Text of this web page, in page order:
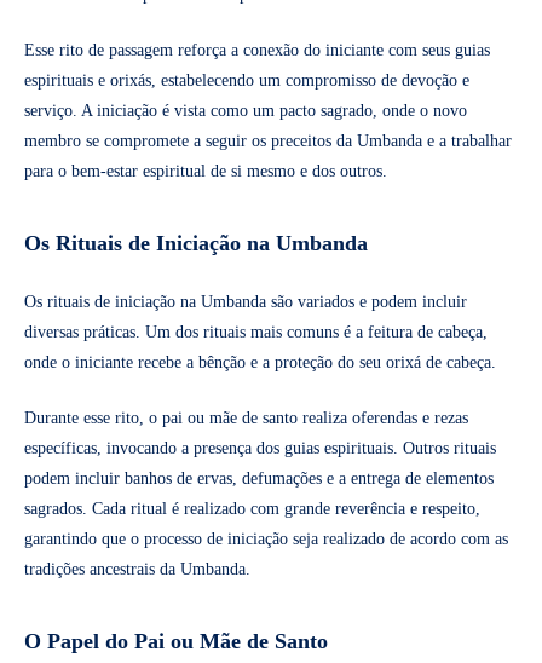
Esse rito de passagem reforça a conexão do iniciante com seus guias
espirituais e orixás, estabelecendo um compromisso de devoção e
serviço. A iniciação é vista como um pacto sagrado, onde o novo
membro se compromete a seguir os preceitos da Umbanda e a trabalhar
para o bem-estar espiritual de si mesmo e dos outros.
Os Rituais de Iniciação na Umbanda
Os rituais de iniciação na Umbanda são variados e podem incluir
diversas práticas. Um dos rituais mais comuns é a feitura de cabeça,
onde o iniciante recebe a bênção e a proteção do seu orixá de cabeça.
Durante esse rito, o pai ou mãe de santo realiza oferendas e rezas
específicas, invocando a presença dos guias espirituais. Outros rituais
podem incluir banhos de ervas, defumações e a entrega de elementos
sagrados. Cada ritual é realizado com grande reverência e respeito,
garantindo que o processo de iniciação seja realizado de acordo com as
tradições ancestrais da Umbanda.
O Papel do Pai ou Mãe de Santo